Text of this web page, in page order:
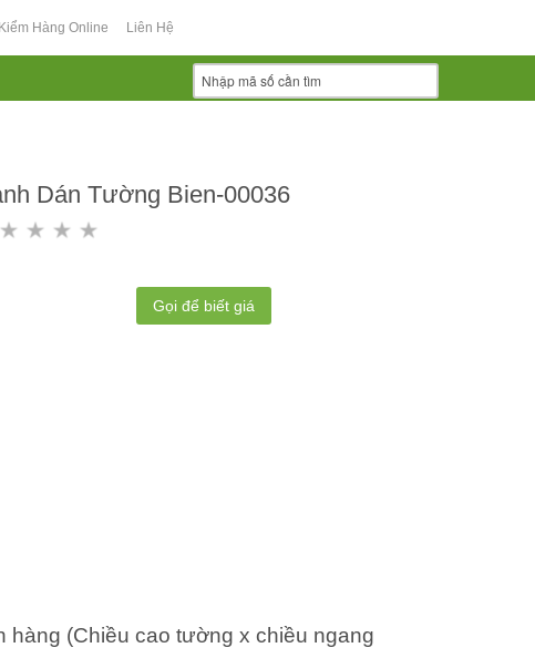
Kiểm Hàng Online Liên Hệ
Dán Tường Bien-00036
Gọi để biết giá
(Chiều cao tường x chiều ngang